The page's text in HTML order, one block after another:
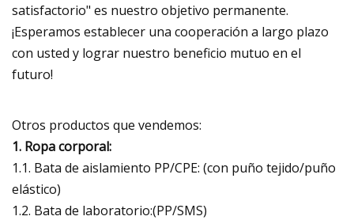
satisfactorio" es nuestro objetivo permanente.
¡Esperamos establecer una cooperación a largo plazo
con usted y lograr nuestro beneficio mutuo en el
futuro!
Otros productos que vendemos:
1. Ropa corporal:
1.1. Bata de aislamiento PP/CPE: (con puño tejido/puño
elástico)
1.2. Bata de laboratorio:(PP/SMS)